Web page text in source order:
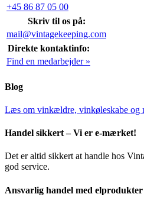
+45 86 87 05 00
Skriv til os på:
mail@vintagekeeping.com
Direkte kontaktinfo:
Find en medarbejder »
Blog
Læs om vinkældre, vinkøleskabe og
Handel sikkert – Vi er e-mærket!
Det er altid sikkert at handle hos
god service.
Ansvarlig handel med elprodukter